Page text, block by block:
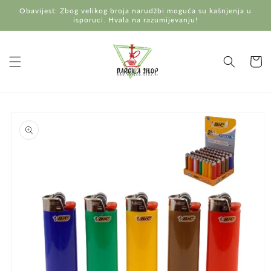
na
Obavijest: Zbog velikog broja narudžbi moguća su kašnjenja u
isporuci. Hvala na razumijevanju!
proizvodu